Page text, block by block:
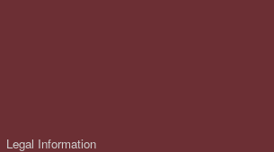
Legal Information